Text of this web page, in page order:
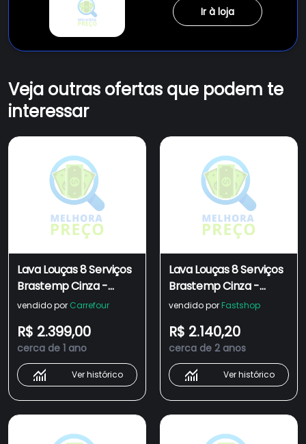
Ir à loja
Veja outras ofertas que podem te
interessar
Lava Louças 8 Serviços
Brastemp Cinza -
Blf08bs 220v
vendido por Carrefour
R$ 2.399,00
cerca de 1 ano
Ver histórico
Lava Louças 8 Serviços
Brastemp Cinza -
BLF08BS
vendido por Fastshop
R$ 2.140,20
cerca de 2 anos
Ver histórico